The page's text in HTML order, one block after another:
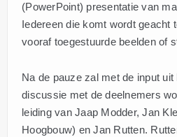
(PowerPoint) presentatie van
Iedereen die komt wordt geacht
vooraf toegestuurde beelden of
Na de pauze zal met de input
discussie met de deelnemers
leiding van Jaap Modder, Jan
Hoogbouw) en Jan Rutten.